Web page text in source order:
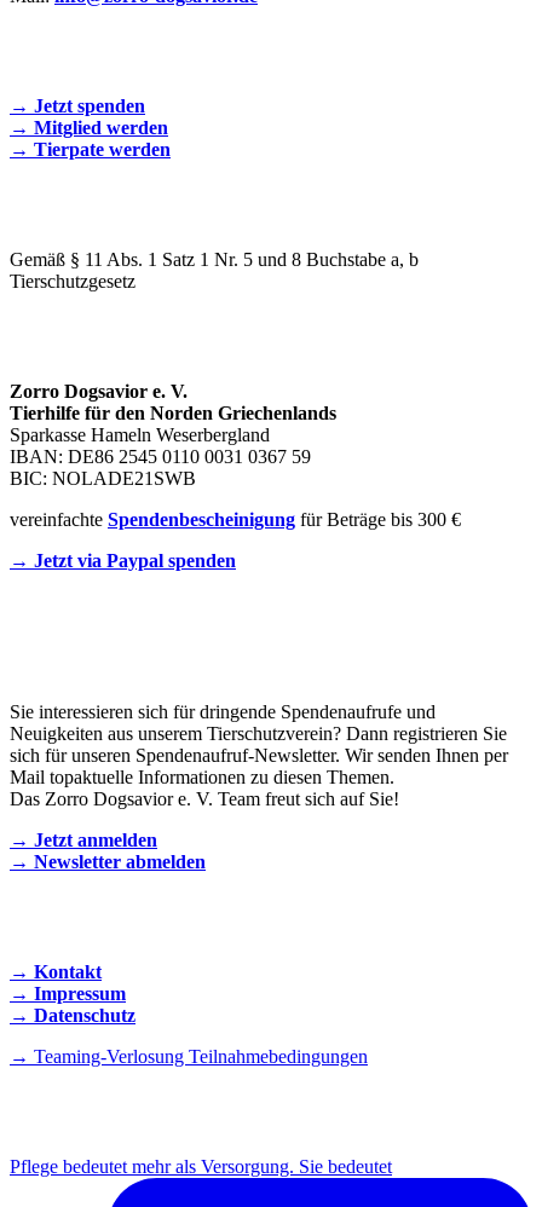
→ Jetzt spenden
→ Mitglied werden
→ Tierpate werden
Gemäß § 11 Abs. 1 Satz 1 Nr. 5 und 8 Buchstabe a, b
Tierschutzgesetz
Zorro Dogsavior e. V.
Tierhilfe für den Norden Griechenlands
Sparkasse Hameln Weserbergland
IBAN: DE86 2545 0110 0031 0367 59
BIC: NOLADE21SWB
vereinfachte Spendenbescheinigung für Beträge bis 300 €
→ Jetzt via Paypal spenden
Sie interessieren sich für dringende Spendenaufrufe und
Neuigkeiten aus unserem Tierschutzverein? Dann registrieren Sie
sich für unseren Spendenaufruf-Newsletter. Wir senden Ihnen per
Mail topaktuelle Informationen zu diesen Themen.
Das Zorro Dogsavior e. V. Team freut sich auf Sie!
→ Jetzt anmelden
→ Newsletter abmelden
→ Kontakt
→ Impressum
→ Datenschutz
→ Teaming-Verlosung Teilnahmebedingungen
Pflege bedeutet mehr als Versorgung. Sie bedeutet